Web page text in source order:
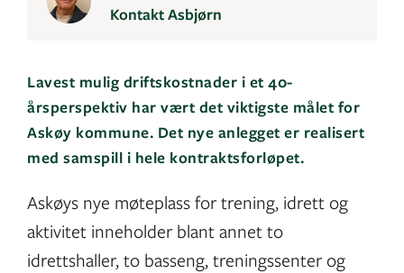
Kontakt Asbjørn
Lavest mulig driftskostnader i et 40-
årsperspektiv har vært det viktigste målet for
Askøy kommune. Det nye anlegget er realisert
med samspill i hele kontraktsforløpet.
Askøys nye møteplass for trening, idrett og
aktivitet inneholder blant annet to
idrettshaller, to basseng, treningssenter og